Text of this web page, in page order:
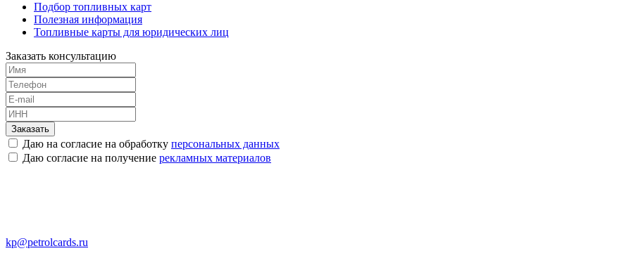
Подбор топливных карт
Полезная информация
Топливные карты для юридических лиц
Заказать консультацию
Заказать
Даю на согласие на обработку персональных данных
Даю согласие на получение рекламных материалов
kp@petrolcards.ru